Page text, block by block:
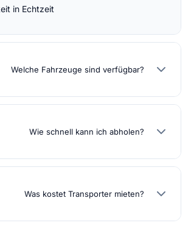
in Echtzeit
Welche Fahrzeuge sind verfügbar?
Wie schnell kann ich abholen?
Was kostet Transporter mieten?